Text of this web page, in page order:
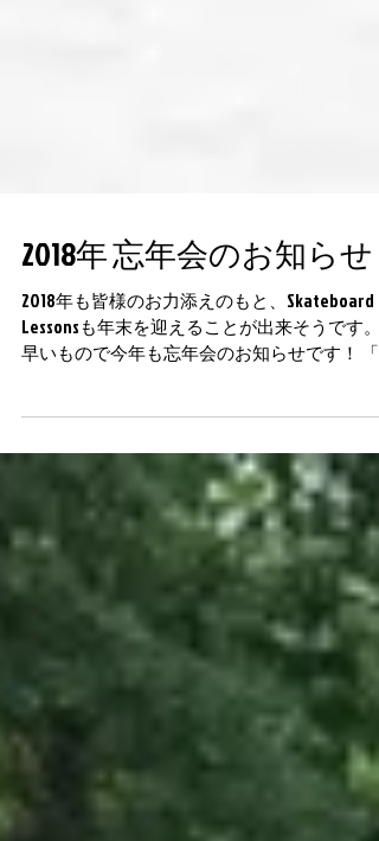
2018年 忘年会のお知らせ
2018年も皆様のお力添えのもと、Skateboard
Lessonsも年末を迎えることが出来そうです。
っ！？」って思う方も多いとは思いますが、
いんです。 よろしくおねがいしますw...